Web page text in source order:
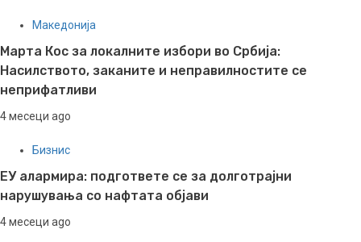
Македонија
Марта Кос за локалните избори во Србија:
Насилството, заканите и неправилностите се
неприфатливи
4 месеци ago
Бизнис
ЕУ алармира: подгответе се за долготрајни
нарушувања со нафтата објави
4 месеци ago